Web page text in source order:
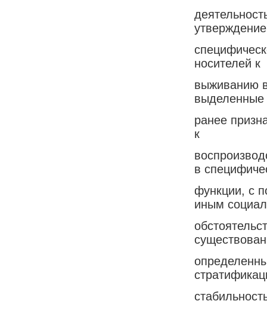
носителей к
выживанию
выделенные
ранее
к
в
функции, с
иным